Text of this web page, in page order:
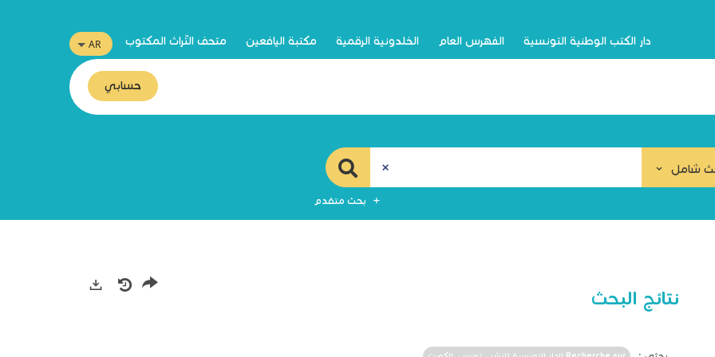
دار الكتب الوطنية التونسية الفهرس العام الخلدونية الرقمية مكتبة اليافعين متحف التّراث المكتوب
حسابي
شامل
بحث متقدم
نتائج البحث